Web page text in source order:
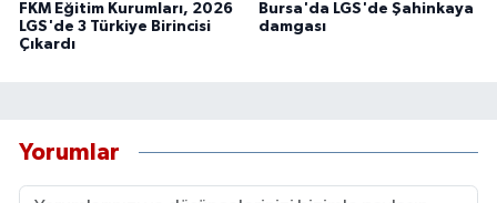
FKM Eğitim Kurumları, 2026
LGS'de 3 Türkiye Birincisi
Çıkardı
Bursa'da LGS'de Şahinkaya
damgası
Yorumlar